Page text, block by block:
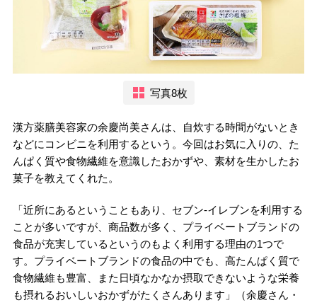
写真8枚
漢方薬膳美容家の余慶尚美さんは、自炊する時間がないとき
などにコンビニを利用するという。今回はお気に入りの、た
んぱく質や食物繊維を意識したおかずや、素材を生かしたお
菓子を教えてくれた。
「近所にあるということもあり、セブン-イレブンを利用する
ことが多いですが、商品数が多く、プライベートブランドの
食品が充実しているというのもよく利用する理由の1つで
す。プライベートブランドの食品の中でも、高たんぱく質で
食物繊維も豊富、また日頃なかなか摂取できないような栄養
も摂れるおいしいおかずがたくさんあります」（余慶さん・